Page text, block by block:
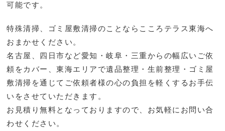
可能です。
特殊清掃、ゴミ屋敷清掃のことならこころテラス東海へ
おまかせください。
名古屋、四日市など愛知・岐阜・三重からの幅広いご依
頼をカバー、東海エリアで遺品整理・生前整理・ゴミ屋
敷清掃を通じてご依頼者様の心の負担を軽くするお手伝
いをさせていただきます。
お見積り無料となっておりますので、お気軽にお問い合
わせください。